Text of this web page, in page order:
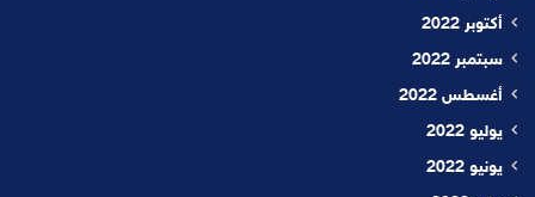
أكتوبر 2022
سبتمبر 2022
أغسطس 2022
يوليو 2022
يونيو 2022